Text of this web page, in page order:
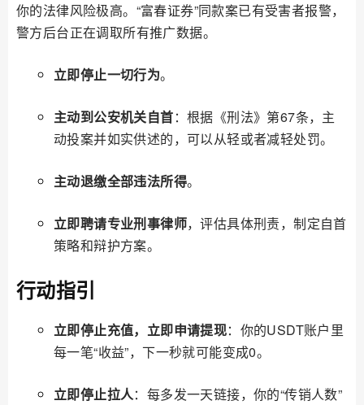
你的法律风险极高。“富春证券”同款案已有受害者报警，
警方后台正在调取所有推广数据。
立即停止一切行为。
主动到公安机关自首：根据《刑法》第67条，主
动投案并如实供述的，可以从轻或者减轻处罚。
主动退缴全部违法所得。
立即聘请专业刑事律师，评估具体刑责，制定自首
策略和辩护方案。
行动指引
立即停止充值，立即申请提现：你的USDT账户里
每一笔“收益”，下一秒就可能变成0。
立即停止拉人：每多发一天链接，你的“传销人数”